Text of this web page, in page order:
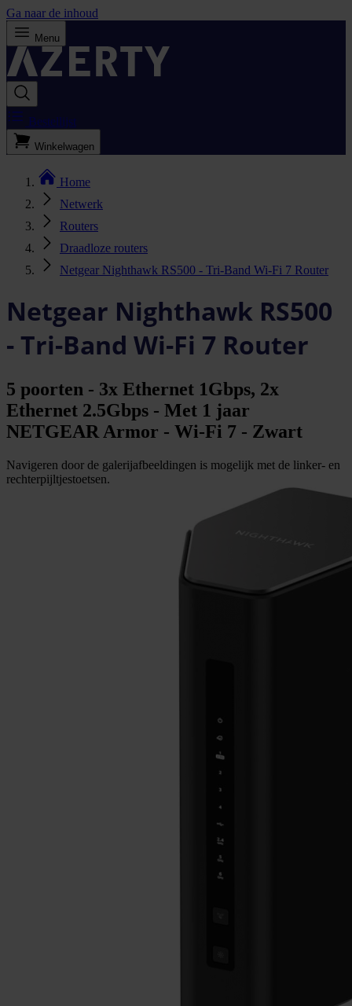
Ga naar de inhoud
Menu
Bestellijst
Winkelwagen
Home
Netwerk
Routers
Draadloze routers
Netgear Nighthawk RS500 - Tri-Band Wi-Fi 7 Router
Netgear Nighthawk RS500
- Tri-Band Wi-Fi 7 Router
5 poorten - 3x Ethernet 1Gbps, 2x
Ethernet 2.5Gbps - Met 1 jaar
NETGEAR Armor - Wi-Fi 7 - Zwart
Navigeren door de galerijafbeeldingen is mogelijk met de linker- en
rechterpijltjestoetsen.